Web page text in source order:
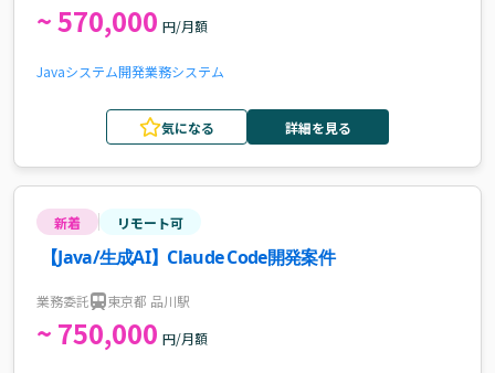
~ 570,000 円/月額
Javaシステム開発業務システム
気になる 詳細を見る
新着 リモート可
【Java/生成AI】Claude Code開発案件
業務委託 東京都 品川駅
~ 750,000 円/月額